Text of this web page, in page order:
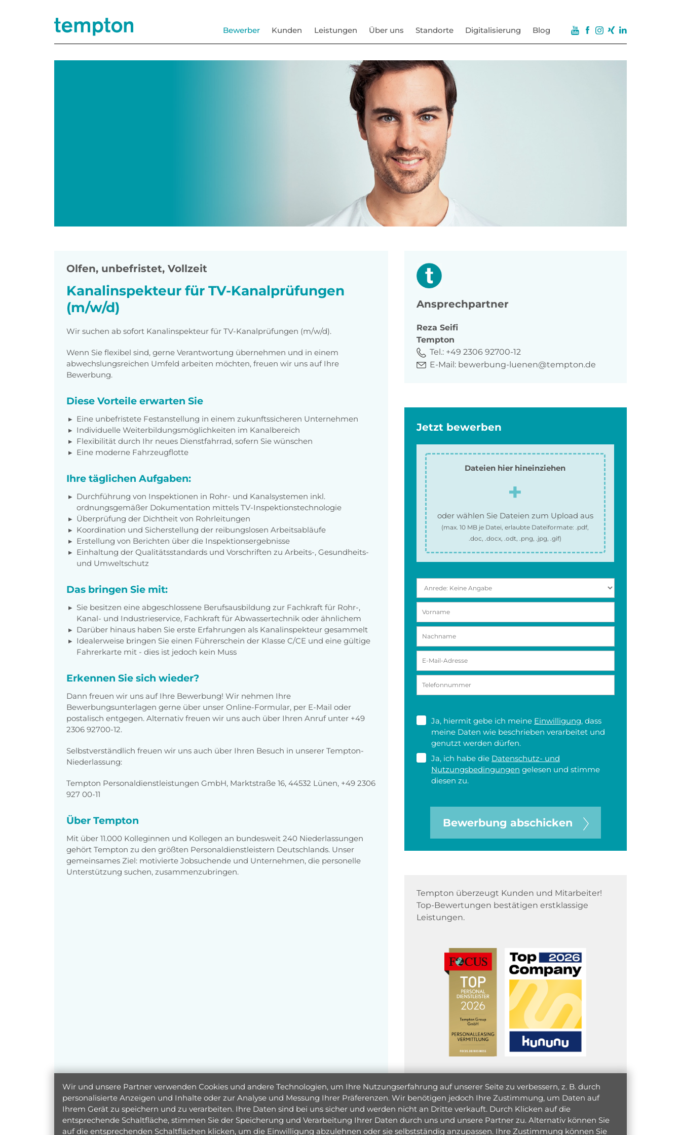
Bewerber Kunden Leistungen Über uns Standorte Digitalisierung Blog
Olfen, unbefristet, Vollzeit
Kanalinspekteur für TV-Kanalprüfungen
(m/w/d)
Wir suchen ab sofort Kanalinspekteur für TV-Kanalprüfungen (m/w/d).
Wenn Sie flexibel sind, gerne Verantwortung übernehmen und in einem
abwechslungsreichen Umfeld arbeiten möchten, freuen wir uns auf Ihre
Bewerbung.
Diese Vorteile erwarten Sie
Eine unbefristete Festanstellung in einem zukunftssicheren Unternehmen
Individuelle Weiterbildungsmöglichkeiten im Kanalbereich
Flexibilität durch Ihr neues Dienstfahrrad, sofern Sie wünschen
Eine moderne Fahrzeugflotte
Ihre täglichen Aufgaben:
Durchführung von Inspektionen in Rohr- und Kanalsystemen inkl.
ordnungsgemäßer Dokumentation mittels TV-Inspektionstechnologie
Überprüfung der Dichtheit von Rohrleitungen
Koordination und Sicherstellung der reibungslosen Arbeitsabläufe
Erstellung von Berichten über die Inspektionsergebnisse
Einhaltung der Qualitätsstandards und Vorschriften zu Arbeits-, Gesundheits-
und Umweltschutz
Das bringen Sie mit:
Sie besitzen eine abgeschlossene Berufsausbildung zur Fachkraft für Rohr-,
Kanal- und Industrieservice, Fachkraft für Abwassertechnik oder ähnlichem
Darüber hinaus haben Sie erste Erfahrungen als Kanalinspekteur gesammelt
Idealerweise bringen Sie einen Führerschein der Klasse C/CE und eine gültige
Fahrerkarte mit - dies ist jedoch kein Muss
Erkennen Sie sich wieder?
Dann freuen wir uns auf Ihre Bewerbung! Wir nehmen Ihre
Bewerbungsunterlagen gerne über unser Online-Formular, per E-Mail oder
postalisch entgegen. Alternativ freuen wir uns auch über Ihren Anruf unter +49
2306 92700-12.
Selbstverständlich freuen wir uns auch über Ihren Besuch in unserer Tempton-
Niederlassung:
Tempton Personaldienstleistungen GmbH, Marktstraße 16, 44532 Lünen, +49 2306
927 00-11
Über Tempton
Mit über 11.000 Kolleginnen und Kollegen an bundesweit 240 Niederlassungen
gehört Tempton zu den größten Personaldienstleistern Deutschlands. Unser
gemeinsames Ziel: motivierte Jobsuchende und Unternehmen, die personelle
Unterstützung suchen, zusammenzubringen.
Ansprechpartner
Reza Seifi
Tempton
Tel.: +49 2306 92700-12
E-Mail: bewerbung-luenen@tempton.de
Jetzt bewerben
Dateien hier hineinziehen
oder wählen Sie Dateien zum Upload aus
(max.10 MB je Datei, erlaubte Dateiformate:.pdf,
.doc, .docx, .odt, .png, .jpg, .gif)
Ja, hiermit gebe ich meine Einwilligung, dass
meine Daten wie beschrieben verarbeitet und
genutzt werden dürfen.
Ja, ich habe die Datenschutz- und
Nutzungsbedingungen gelesen und stimme
diesen zu.
Bewerbung abschicken
Tempton überzeugt Kunden und Mitarbeiter!
Top-Bewertungen bestätigen erstklassige
Leistungen.
Wir und unsere Partner verwenden Cookies und andere Technologien, um Ihre Nutzungserfahrung auf unserer Seite zu verbessern, z. B. durch
personalisierte Anzeigen und Inhalte oder zur Analyse und Messung Ihrer Präferenzen. Wir benötigen jedoch Ihre Zustimmung, um Daten auf
Ihrem Gerät zu speichern und zu verarbeiten. Ihre Daten sind bei uns sicher und werden nicht an Dritte verkauft. Durch Klicken auf die
entsprechende Schaltfläche, stimmen Sie der Speicherung und Verarbeitung Ihrer Daten durch uns und unsere Partner zu. Alternativ können Sie
auf die entsprechenden Schaltflächen klicken, um die Einwilligung abzulehnen oder sie selbstständig anzupassen. Ihre Zustimmung können Sie